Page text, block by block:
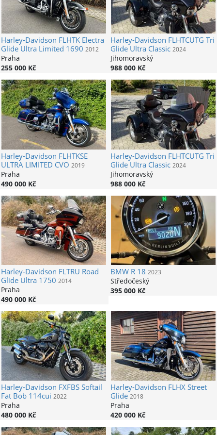
Harley-Davidson FLHTK Electra
Glide Ultra Limited 1690 2012
Praha
255 000 Kč
Harley-Davidson FLHTCUTG Tri
Glide Ultra Classic 2024
Jihomoravský
988 000 Kč
Harley-Davidson FLHTKSE
ULTRA LIMITED CVO 2019
Praha
490 000 Kč
Harley-Davidson FLHTCUTG Tri
Glide Ultra Classic 2024
Jihomoravský
988 000 Kč
Harley-Davidson FLTRU Road
Glide Ultra 1750 2014
Praha
490 000 Kč
BMWR 18 2023
Středočeský
395 000 Kč
Harley-Davidson FXFBS Softail
Fat Bob 114cui 2022
Praha
480 000 Kč
Harley-Davidson FLHX Street
Glide 2018
Praha
420 000 Kč